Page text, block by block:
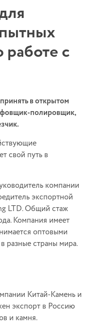
работе с
в открытом
полировщик,
свой путь в
компании
экспортной
LTD. Общий стаж
Компания имеет
оптовыми
разные страны мира.
Китай-Камень и
экспорт в Россию
и камня.